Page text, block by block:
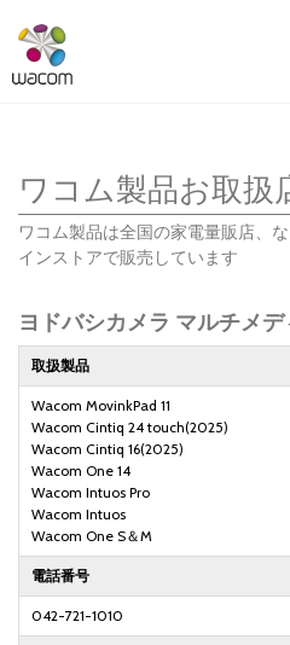
ワコム製品お取扱
ワコム製品は全国の家電量販店、
インストアで販売しています
ヨドバシカメラ マルチメデ
取扱製品
Wacom MovinkPad 11
Wacom Cintiq 24 touch(2025)
Wacom Cintiq 16(2025)
Wacom One 14
Wacom Intuos Pro
Wacom Intuos
Wacom One S＆M
電話番号
042-721-1010